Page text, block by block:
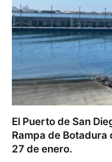
El Puerto de San
Rampa de
27 de enero.